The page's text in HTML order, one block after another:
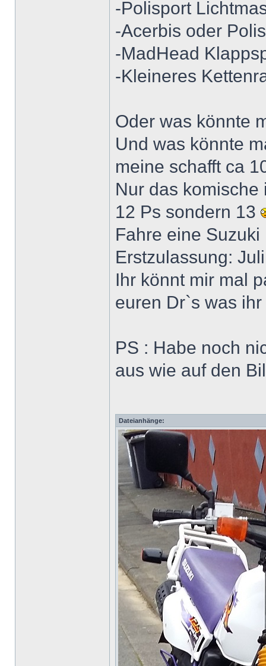
-Polisport
-Acerbis oder
-MadHead
-Kleineres
Oder was könnte
Und was könnte
meine schafft ca
Nur das
12 Ps sondern 13
Fahre eine
Erstzulassung:
Ihr könnt mir mal
euren Dr`s was
PS : Habe noch
aus wie auf den
Dateianhänge: